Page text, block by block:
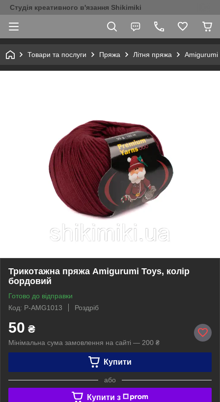
Студія креативного в'язання Shikimiki
Товари та послуги Пряжа Літня пряжа
Трикотажна пряжа Amigurumi Toys, колір
бордовий
Готово до відправки
Код: P-AMG1013
Роздріб
50 ₴
Мінімальна сума замовлення на сайті — 200 ₴
Купити
або
Купити з